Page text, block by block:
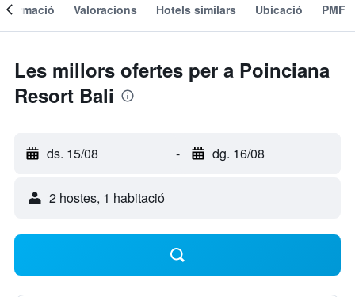
Valoracions Hotels similars Ubicació PMF
Les millors ofertes per a Poinciana
Resort Bali
ds. 15/08 - dg. 16/08
2 hostes, 1 habitació